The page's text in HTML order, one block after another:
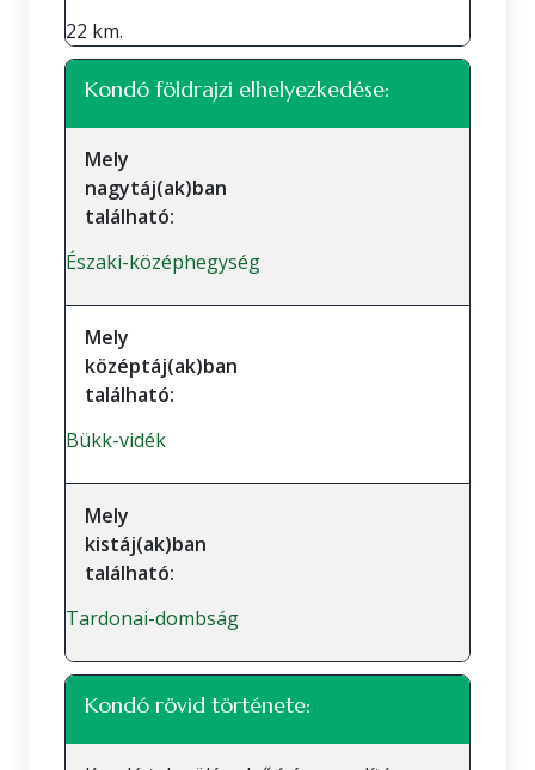
22 km.
Kondó földrajzi elhelyezkedése:
Mely
nagytáj(ak)ban
található:
Északi-középhegység
Mely
középtáj(ak)ban
található:
Bükk-vidék
Mely
kistáj(ak)ban
található:
Tardonai-dombság
Kondó rövid története: